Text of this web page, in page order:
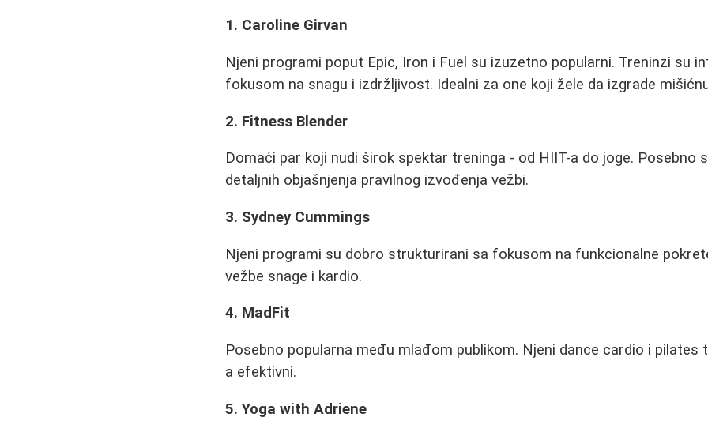
1. Caroline Girvan
Njeni programi poput Epic, Iron i Fuel su izuzetno popularni. Treninzi su
fokusom na snagu i izdržljivost. Idealni za one koji žele da izgrade
2. Fitness Blender
Domaći par koji nudi širok spektar treninga - od HIIT-a do joge. Posebno
detaljnih objašnjenja pravilnog izvođenja vežbi.
3. Sydney Cummings
Njeni programi su dobro strukturirani sa fokusom na funkcionalne
vežbe snage i kardio.
4. MadFit
Posebno popularna među mlađom publikom. Njeni dance cardio i pilates
a efektivni.
5. Yoga with Adriene